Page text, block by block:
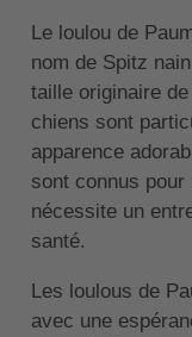
Le loulou de
nom de Spitz
taille originaire
chiens sont
apparence
sont connus
nécessite un
santé.
Les loulous de
avec une